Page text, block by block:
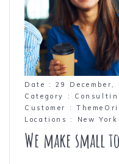
Date :29 December,
Category :
Customer : ThemeOri
Locations :
New
We make small